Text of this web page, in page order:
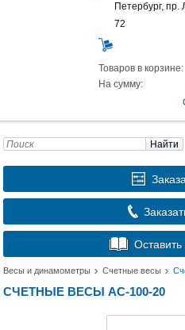
Петербург, пр.
72
Товаров в корзине:
На сумму:
Найти
Весы и динамометры Счетные весы
СЧЕТНЫЕ ВЕСЫ АС-100-20